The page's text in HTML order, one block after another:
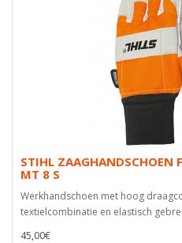
STIHL ZAAGHANDSCHOEN
MT 8 S
Werkhandschoen met hoog
textielcombinatie en elastisch
45,00€